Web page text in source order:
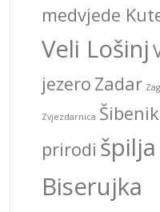
medvjede
Veli Lošinj
jezero Zadar
Zvjezdarnica Šibenik
prirodi špilja
Biserujka